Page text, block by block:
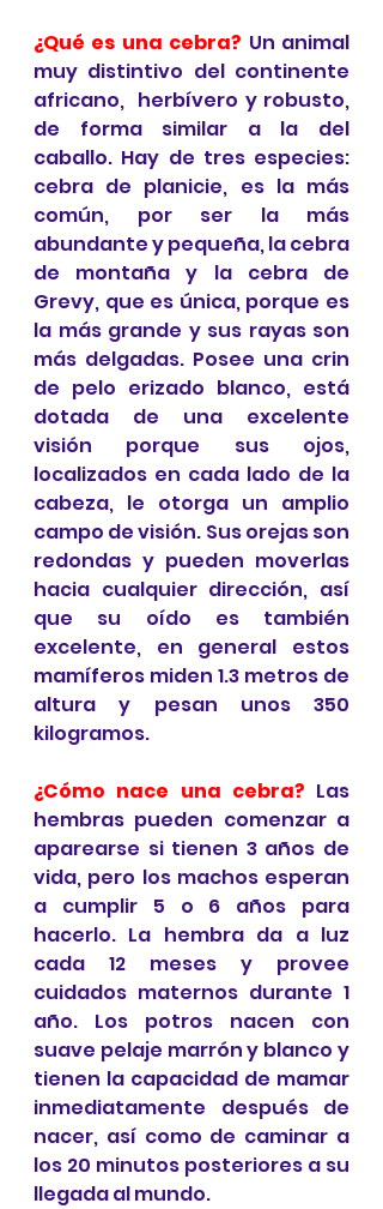
¿Qué es una cebra? Un animal
muy distintivo del continente
africano, herbívero y robusto,
de forma similar a la del
caballo. Hay de tres especies:
cebra de planicie, es la más
común, por ser la más
abundante y pequeña, la cebra
de montaña y la cebra de
Grevy, que es única, porque es
la más grande y sus rayas son
más delgadas. Posee una crin
de pelo erizado blanco, está
dotada de una excelente
visión porque sus ojos,
localizados en cada lado de la
cabeza, le otorga un amplio
campo de visión. Sus orejas son
redondas y pueden moverlas
hacia cualquier dirección, así
que su oído es también
excelente, en general estos
mamíferos miden 1.3 metros de
altura y pesan unos 350
kilogramos.
¿Cómo nace una cebra? Las
hembras pueden comenzar a
aparearse si tienen 3 años de
vida, pero los machos esperan
a cumplir 5 o 6 años para
hacerlo. La hembra da a luz
cada 12 meses y provee
cuidados maternos durante 1
año. Los potros nacen con
suave pelaje marrón y blanco y
tienen la capacidad de mamar
inmediatamente después de
nacer, así como de caminar a
los 20 minutos posteriores a su
llegada al mundo.